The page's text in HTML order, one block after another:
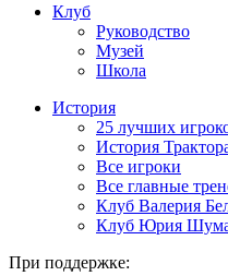
Клуб
Руководство
Музей
Школа
История
25 лучших
История
Все игроки
Все главные
Клуб Валерия
Клуб Юрия
При поддержке: